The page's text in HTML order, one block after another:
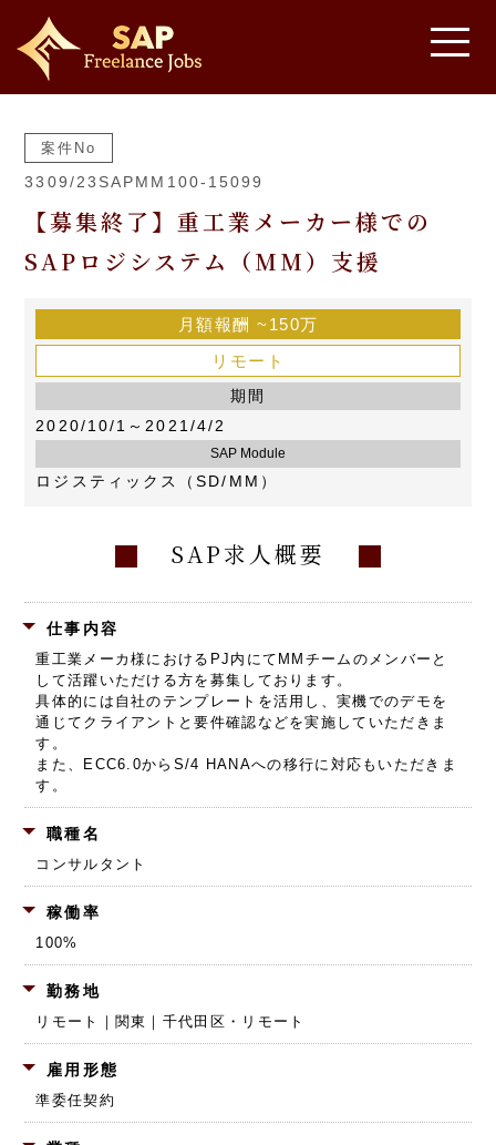
案件No
3309/23SAPMM100-15099
【募集終了】重工業メーカー様での
SAPロジシステム（MM）支援
月額報酬 ~150万
リモート
期間
2020/10/1～2021/4/2
SAP Module
ロジスティックス（SD/MM）
SAP求人概要
仕事内容
重工業メーカ様におけるPJ内にてMMチームのメンバーと
して活躍いただける方を募集しております。
具体的には自社のテンプレートを活用し、実機でのデモを
通じてクライアントと要件確認などを実施していただきま
す。
また、ECC6.0からS/4 HANAへの移行に対応もいただきま
す。
職種名
コンサルタント
稼働率
100%
勤務地
リモート｜関東｜千代田区・リモート
雇用形態
準委任契約